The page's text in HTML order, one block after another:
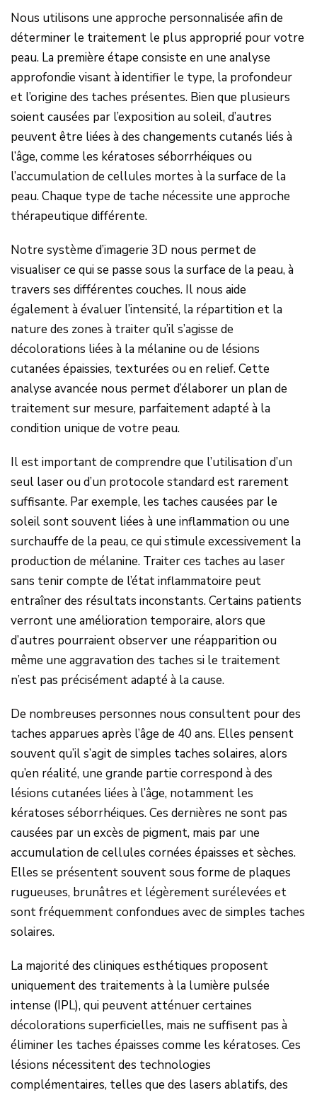
Nous utilisons une approche personnalisée afin de
déterminer le traitement le plus approprié pour votre
peau. La première étape consiste en une analyse
approfondie visant à identifier le type, la profondeur
et l’origine des taches présentes. Bien que plusieurs
soient causées par l’exposition au soleil, d’autres
peuvent être liées à des changements cutanés liés à
l’âge, comme les kératoses séborrhéiques ou
l’accumulation de cellules mortes à la surface de la
peau. Chaque type de tache nécessite une approche
thérapeutique différente.
Notre système d’imagerie 3D nous permet de
visualiser ce qui se passe sous la surface de la peau, à
travers ses différentes couches. Il nous aide
également à évaluer l’intensité, la répartition et la
nature des zones à traiter qu’il s’agisse de
décolorations liées à la mélanine ou de lésions
cutanées épaissies, texturées ou en relief. Cette
analyse avancée nous permet d’élaborer un plan de
traitement sur mesure, parfaitement adapté à la
condition unique de votre peau.
Il est important de comprendre que l’utilisation d’un
seul laser ou d’un protocole standard est rarement
suffisante. Par exemple, les taches causées par le
soleil sont souvent liées à une inflammation ou une
surchauffe de la peau, ce qui stimule excessivement la
production de mélanine. Traiter ces taches au laser
sans tenir compte de l’état inflammatoire peut
entraîner des résultats inconstants. Certains patients
verront une amélioration temporaire, alors que
d’autres pourraient observer une réapparition ou
même une aggravation des taches si le traitement
n’est pas précisément adapté à la cause.
De nombreuses personnes nous consultent pour des
taches apparues après l’âge de 40 ans. Elles pensent
souvent qu’il s’agit de simples taches solaires, alors
qu’en réalité, une grande partie correspond à des
lésions cutanées liées à l’âge, notamment les
kératoses séborrhéiques. Ces dernières ne sont pas
causées par un excès de pigment, mais par une
accumulation de cellules cornées épaisses et sèches.
Elles se présentent souvent sous forme de plaques
rugueuses, brunâtres et légèrement surélevées et
sont fréquemment confondues avec de simples taches
solaires.
La majorité des cliniques esthétiques proposent
uniquement des traitements à la lumière pulsée
intense (IPL), qui peuvent atténuer certaines
décolorations superficielles, mais ne suffisent pas à
éliminer les taches épaisses comme les kératoses. Ces
lésions nécessitent des technologies
complémentaires, telles que des lasers ablatifs, des